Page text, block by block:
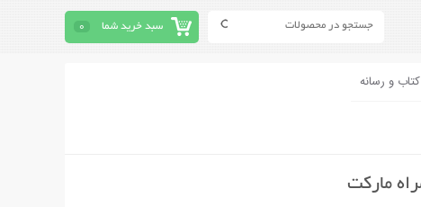
سبد خرید شما 0
کتاب و رسانه